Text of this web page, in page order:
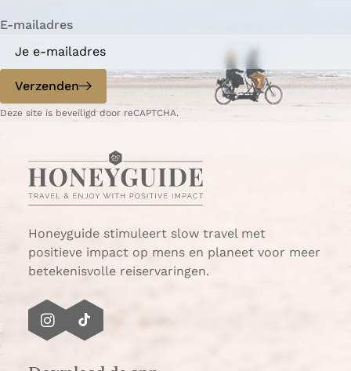
E-mailadres
Verzenden
Deze site is beveiligd door reCAPTCHA.
Honeyguide stimuleert slow travel met
positieve impact op mens en planeet voor meer
betekenisvolle reiservaringen.
I
T